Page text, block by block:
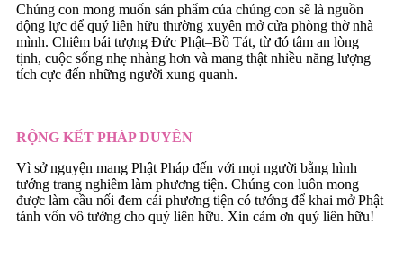
Chúng con mong muốn sản phẩm của chúng con sẽ là nguồn
động lực để quý liên hữu thường xuyên mở cửa phòng thờ nhà
mình. Chiêm bái tượng Đức Phật–Bồ Tát, từ đó tâm an lòng
tịnh, cuộc sống nhẹ nhàng hơn và mang thật nhiều năng lượng
tích cực đến những người xung quanh.
RỘNG KẾT PHÁP DUYÊN
Vì sở nguyện mang Phật Pháp đến với mọi người bằng hình
tướng trang nghiêm làm phương tiện. Chúng con luôn mong
được làm cầu nối đem cái phương tiện có tướng để khai mở Phật
tánh vốn vô tướng cho quý liên hữu. Xin cảm ơn quý liên hữu!